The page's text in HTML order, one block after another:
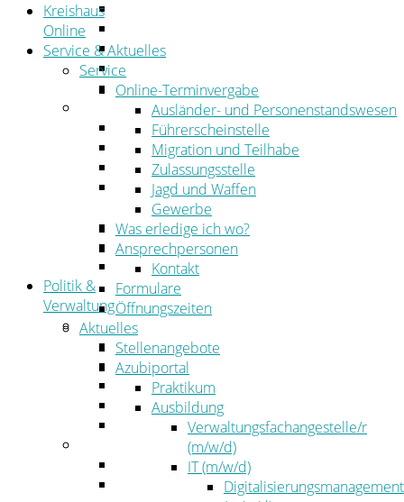
Ansprechpersonen
Formulare
Öffnungszeiten
Aktuelles
Stellenangebote
Azubiportal
Pressemitteilungen
Bekanntmachungen & öffentliche
Zustellungen
Kehrbezirksausschreibungen
Amtsblatt
Öffentliche Ausschreibungen
Politik &
Verwaltung
Politik
Kreistag
Kreistagsinformationssystem
Bürgerinformationssystem
Wahlen
Der Landrat
Kreishaus
Online
Service & Aktuelles
Service
Online-Terminvergabe
Ausländer- und Personenstandswesen
Führerscheinstelle
Migration und Teilhabe
Zulassungsstelle
Jagd und Waffen
Gewerbe
Was erledige ich wo?
Ansprechpersonen
Kontakt
Formulare
Öffnungszeiten
Aktuelles
Stellenangebote
Azubiportal
Praktikum
Ausbildung
Verwaltungsfachangestelle/r
(m/w/d)
IT (m/w/d)
Digitalisierungsmanagement